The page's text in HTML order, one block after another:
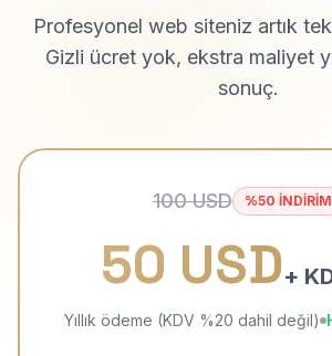
Profesyonel web siteniz artık
Gizli ücret yok, ekstra maliyet
sonuç.
100 USD %50 İNDİRİM
50 USD+
Yıllık ödeme (KDV %20 dahil değil)